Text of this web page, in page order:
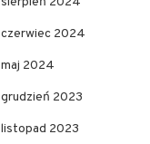
czerwiec 2024
maj 2024
grudzień 2023
listopad 2023